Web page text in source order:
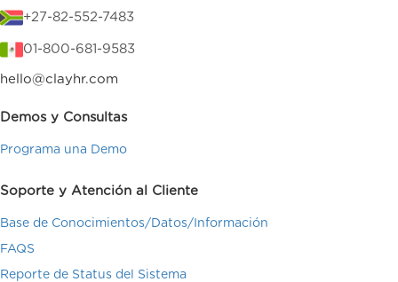
+27-82-552-7483
01-800-681-9583
hello@clayhr.com
Demos y Consultas
Programa una Demo
Soporte y Atención al Cliente
Base de Conocimientos/Datos/Información
FAQS
Reporte de Status del Sistema